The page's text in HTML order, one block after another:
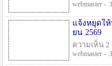
webmaster -
แจ้งหยุดให้
ยน 2569
ความเห็น 2
webmaster -